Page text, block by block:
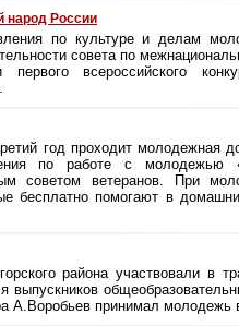
народ России
по культуре и делам
совета по
первого всероссийского
год проходит молодежная
по работе с молодежью
советом ветеранов. При
бесплатно помогают в
района участвовали в
выпускников
А.Воробьев принимал